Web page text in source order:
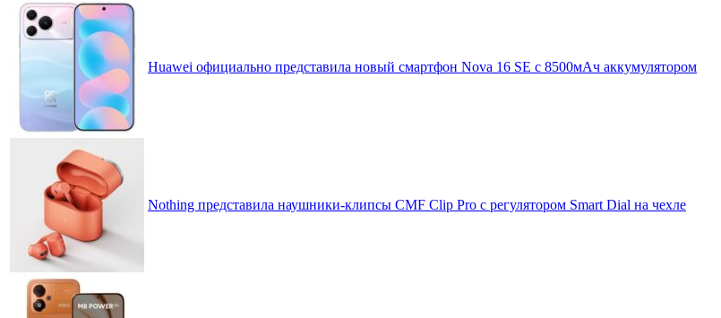
Huawei официально представила новый смартфон Nova 16 SE с 8500мАч аккумулятором
Nothing представила наушники-клипсы CMF Clip Pro с регулятором Smart Dial на чехле